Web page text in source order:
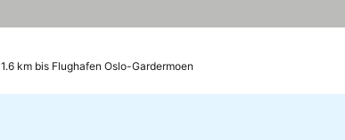
1.6 km bis Flughafen Oslo-Gardermoen